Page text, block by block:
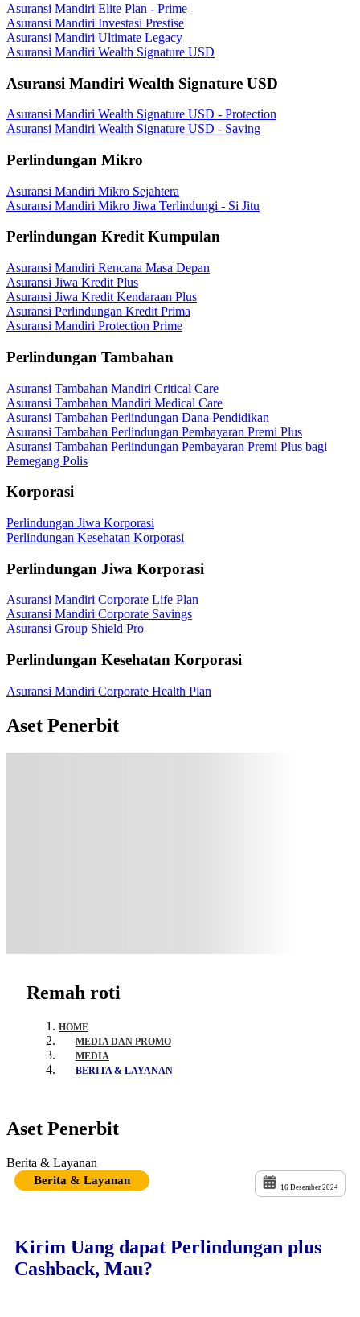
Asuransi Mandiri Elite Plan - Prime
Asuransi Mandiri Investasi Prestise
Asuransi Mandiri Ultimate Legacy
Asuransi Mandiri Wealth Signature USD
Asuransi Mandiri Wealth Signature USD
Asuransi Mandiri Wealth Signature USD - Protection
Asuransi Mandiri Wealth Signature USD - Saving
Perlindungan Mikro
Asuransi Mandiri Mikro Sejahtera
Asuransi Mandiri Mikro Jiwa Terlindungi - Si Jitu
Perlindungan Kredit Kumpulan
Asuransi Mandiri Rencana Masa Depan
Asuransi Jiwa Kredit Plus
Asuransi Jiwa Kredit Kendaraan Plus
Asuransi Perlindungan Kredit Prima
Asuransi Mandiri Protection Prime
Perlindungan Tambahan
Asuransi Tambahan Mandiri Critical Care
Asuransi Tambahan Mandiri Medical Care
Asuransi Tambahan Perlindungan Dana Pendidikan
Asuransi Tambahan Perlindungan Pembayaran Premi Plus
Asuransi Tambahan Perlindungan Pembayaran Premi Plus bagi
Pemegang Polis
Korporasi
Perlindungan Jiwa Korporasi
Perlindungan Kesehatan Korporasi
Perlindungan Jiwa Korporasi
Asuransi Mandiri Corporate Life Plan
Asuransi Mandiri Corporate Savings
Asuransi Group Shield Pro
Perlindungan Kesehatan Korporasi
Asuransi Mandiri Corporate Health Plan
Aset Penerbit
Remah roti
HOME
MEDIA DAN PROMO
MEDIA
BERITA & LAYANAN
Aset Penerbit
Berita & Layanan
Berita & Layanan
16 Desember 2024
Kirim Uang dapat Perlindungan plus
Cashback, Mau?